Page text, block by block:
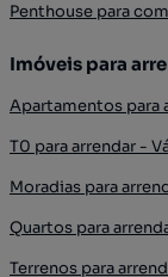
Penthouse para
Imóveis para
Apartamentos para
T0 para arrendar -
Moradias para
Quartos para
Terrenos para